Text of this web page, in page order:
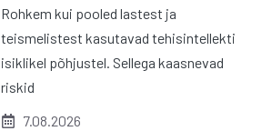
Rohkem kui pooled lastest ja
teismelistest kasutavad tehisintellekti
isiklikel põhjustel. Sellega kaasnevad
riskid
7.08.2026